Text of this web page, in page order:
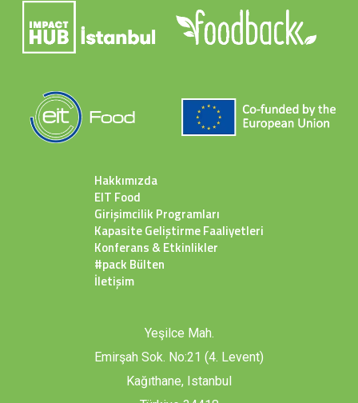
Hakkımızda
EIT Food
Girişimcilik Programları
Kapasite Geliştirme Faaliyetleri
Konferans & Etkinlikler
#pack Bülten
İletişim
Yeşilce Mah.
Emirşah Sok. No:21 (4. Levent)
Kağıthane, Istanbul